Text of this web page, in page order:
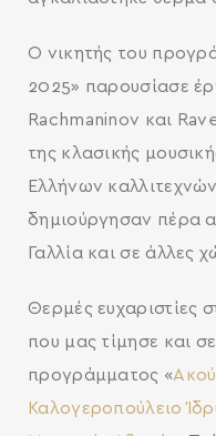
SEARCH
Ο νικητής του
2025» παρουσίασε
Rachmaninov και
της κλασικής
Ελλήνων
δημιούργησαν πέρα
Γαλλία και σε άλλες
Θερμές ευχαριστίες
που μας τίμησε και
προγράμματος «
Καλογεροπούλειο